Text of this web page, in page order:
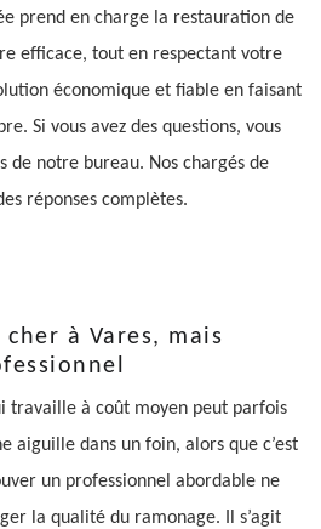
prend en charge la restauration de
efficace, tout en respectant votre
économique et fiable en faisant
Si vous avez des questions, vous
de notre bureau. Nos chargés de
réponses complètes.
à Vares, mais
travaille à coût moyen peut parfois
aiguille dans un foin, alors que c’est
un professionnel abordable ne
la qualité du ramonage. Il s’agit